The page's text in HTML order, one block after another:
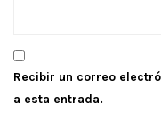
Recibir un correo
a esta entrada.